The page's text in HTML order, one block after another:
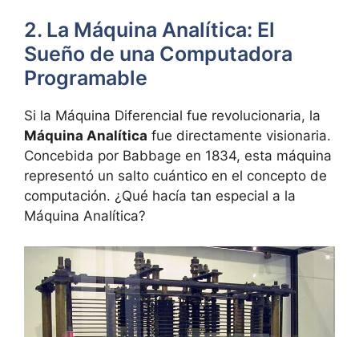
2. La Máquina Analítica: El
Sueño de una Computadora
Programable
Si la Máquina Diferencial fue revolucionaria, la
Máquina Analítica fue directamente visionaria.
Concebida por Babbage en 1834, esta máquina
representó un salto cuántico en el concepto de
computación. ¿Qué hacía tan especial a la
Máquina Analítica?